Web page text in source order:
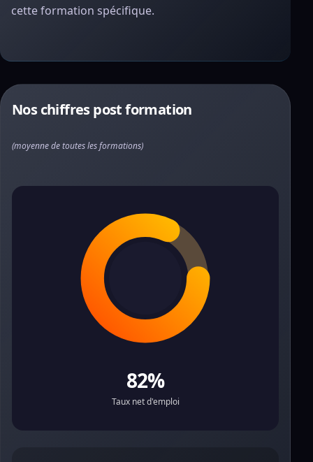
cette formation spécifique.
Nos chiffres post formation
(moyenne de toutes les formations)
82%
Taux net d'emploi